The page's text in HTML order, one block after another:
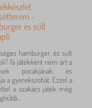
-
és sült
hamburger és sült
Fa játékként nem árt a
pocakjának, és
a gyerekszobát. Ezzel a
a szakács játék még